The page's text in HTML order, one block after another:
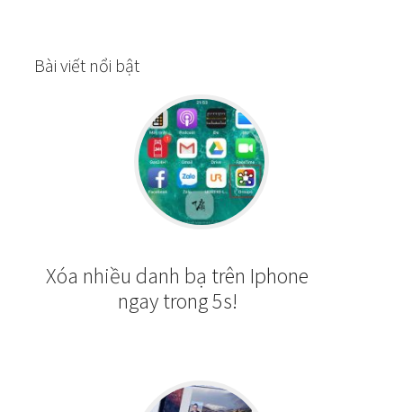
Bài viết nổi bật
Xóa nhiều danh bạ trên Iphone
ngay trong 5s!